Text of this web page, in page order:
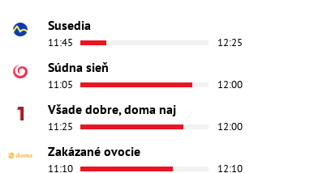
Susedia
11:45 12:25
Súdna sieň
11:05 12:00
Všade dobre, doma naj
11:25 12:00
Zakázané ovocie
11:10 12:10